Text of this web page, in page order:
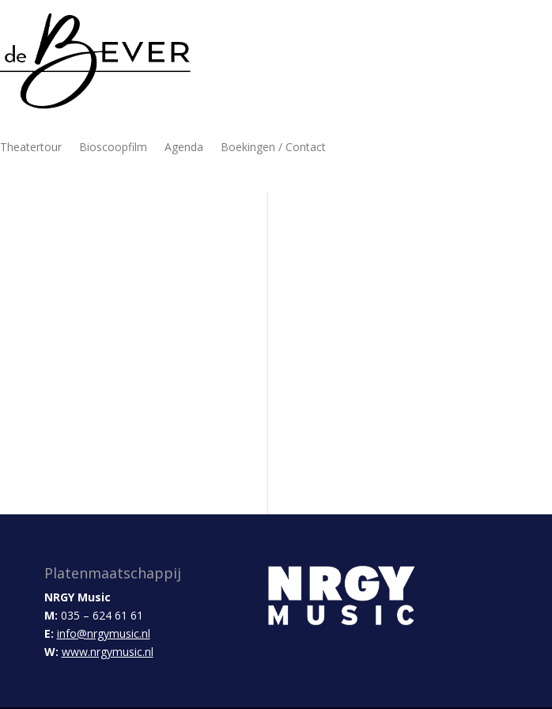
Theatertour Bioscoopfilm Agenda Boekingen / Contact
Platenmaatschappij
NRGY Music
M: 035 – 624 61 61
E: info@nrgymusic.nl
W: www.nrgymusic.nl